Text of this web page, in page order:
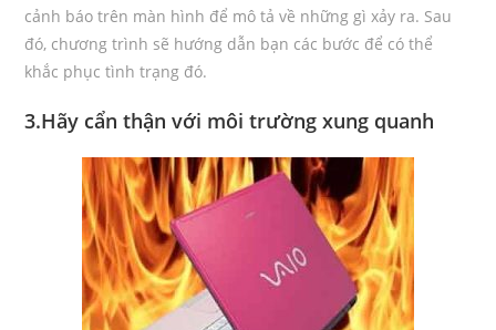
cảnh báo trên màn hình để mô tả về những gì xảy ra. Sau
đó, chương trình sẽ hướng dẫn bạn các bước để có thể
khắc phục tình trạng đó.
3.Hãy cẩn thận với môi trường xung quanh